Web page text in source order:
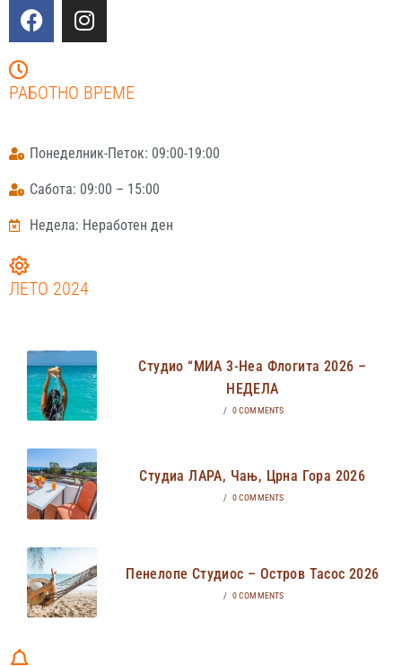
РАБОТНО ВРЕМЕ
Понеделник-Петок: 09:00-19:00
Сабота: 09:00 – 15:00
Недела: Неработен ден
ЛЕТО 2024
Студио “МИА 3-Неа Флогита 2026 –
НЕДЕЛА
/ 0 COMMENTS
Студиа ЛАРА, Чањ, Црна Гора 2026
/ 0 COMMENTS
Пенелопе Студиос – Остров Тасос 2026
/ 0 COMMENTS